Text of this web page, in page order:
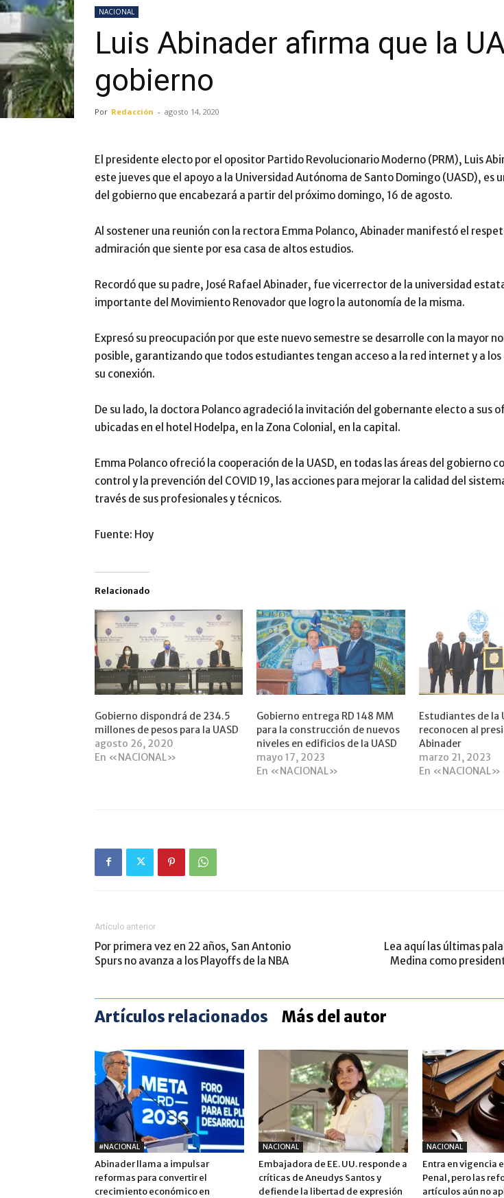
NACIONAL
Luis Abinader afirma que la
gobierno
Por Redacción - agosto 14, 2020
El presidente electo por el opositor Partido Revolucionario Moderno (PRM), Luis
este jueves que el apoyo a la Universidad Autónoma de Santo Domingo (UASD), es
del gobierno que encabezará a partir del próximo domingo, 16 de agosto.
Al sostener una reunión con la rectora Emma Polanco, Abinader manifestó el
admiración que siente por esa casa de altos estudios.
Recordó que su padre, José Rafael Abinader, fue vicerrector de la universidad
importante del Movimiento Renovador que logro la autonomía de la misma.
Expresó su preocupación por que este nuevo semestre se desarrolle con la mayor
posible, garantizando que todos estudiantes tengan acceso a la red internet y a los
su conexión.
De su lado, la doctora Polanco agradeció la invitación del gobernante electo a sus
ubicadas en el hotel Hodelpa, en la Zona Colonial, en la capital.
Emma Polanco ofreció la cooperación de la UASD, en todas las áreas del gobierno
control y la prevención del COVID 19, las acciones para mejorar la calidad del
través de sus profesionales y técnicos.
Fuente: Hoy
Relacionado
Gobierno dispondrá de 234.5
millones de pesos para la UASD
agosto 26, 2020
En «NACIONAL»
Gobierno entrega RD 148 MM
para la construcción de nuevos
niveles en edificios de la UASD
mayo 17, 2023
En «NACIONAL»
Estudiantes de la
reconocen al
Abinader
marzo 21, 2023
En «NACIONAL»
Artículo anterior
Por primera vez en 22 años, San Antonio
Spurs no avanza a los Playoffs de la NBA
Lea aquí las últimas
Medina como
Artículos relacionados Más del autor
#NACIONAL
Abinader llama a impulsar
reformas para convertir el
crecimiento económico en
NACIONAL
Embajadora de EE. UU. responde a
críticas de Aneudys Santos y
defiende la libertad de expresión
NACIONAL
Entra en vigencia
Penal, pero las
artículos aún no